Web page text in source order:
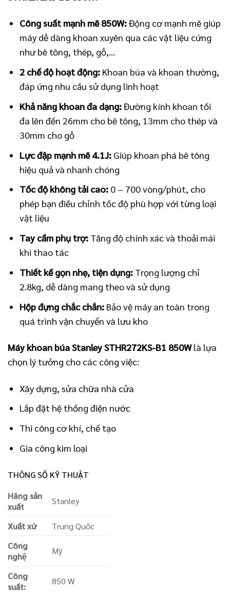
Công suất mạnh mẽ 850W:Động cơ mạnh mẽ giúp
máy dễ dàng khoan xuyên qua các vật liệu cứng
như bê tông, thép, gỗ,…
2 chế độ hoạt động: Khoan búa và khoan thường,
đáp ứng nhu cầu sử dụng linh hoạt
Khả năng khoan đa dạng:Đường kính khoan tối
đa lên đến 26mm cho bê tông, 13mm cho thép và
30mm cho gỗ
Lực đập mạnh mẽ 4.1J: Giúp khoan phá bê tông
hiệu quả và nhanh chóng
Tốc độ không tải cao: 0 – 700 vòng/phút, cho
phép bạn điều chỉnh tốc độ phù hợp với từng loại
vật liệu
Tay cầm phụ trợ: Tăng độ chính xác và thoải mái
khi thao tác
Thiết kế gọn nhẹ, tiện dụng: Trọng lượng chỉ
2.8kg, dễ dàng mang theo và sử dụng
Hộp đựng chắc chắn: Bảo vệ máy an toàn trong
quá trình vận chuyển và lưu kho
Máy khoan búa Stanley STHR272KS-B1 850Wlà lựa
chọn lý tưởng cho các công việc:
Xây dựng, sửa chữa nhà cửa
Lắp đặt hệ thống điện nước
Thi công cơ khí, chế tạo
Gia công kim loại
THÔNG SỐ KỸ THUẬT
Hãng sản
xuất
Stanley
Xuất xứ
Trung Quốc
Công
nghệ
Mỹ
Công
suất:
850 W